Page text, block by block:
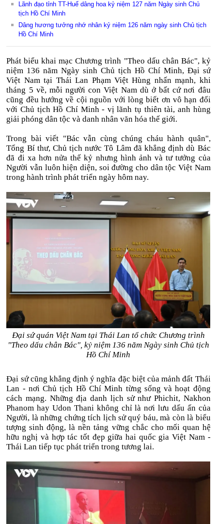
Lãnh đạo tỉnh TT-Huế dâng hoa kỷ niệm 127 năm Ngày sinh Chủ
tịch Hồ Chí Minh
Dâng hương tưởng nhớ nhân kỷ niệm 126 năm ngày sinh Chủ tịch
Hồ Chí Minh
Phát biểu khai mạc Chương trình "Theo dấu chân Bác", kỷ
niệm 136 năm Ngày sinh Chủ tịch Hồ Chí Minh, Đại sứ
Việt Nam tại Thái Lan Phạm Việt Hùng nhấn mạnh, khi
tháng 5 về, mỗi người con Việt Nam dù ở bất cứ nơi đâu
cũng đều hướng về cội nguồn với lòng biết ơn vô hạn đối
với Chủ tịch Hồ Chí Minh - vị lãnh tụ thiên tài, anh hùng
giải phóng dân tộc và danh nhân văn hóa thế giới.
Trong bài viết "Bác vẫn cùng chúng cháu hành quân",
Tổng Bí thư, Chủ tịch nước Tô Lâm đã khẳng định dù Bác
đã đi xa hơn nửa thế kỷ nhưng hình ảnh và tư tưởng của
Người vẫn luôn hiện diện, soi đường cho dân tộc Việt Nam
trong hành trình phát triển ngày hôm nay.
Đại sứ quán Việt Nam tại Thái Lan tổ chức Chương trình
"Theo dấu chân Bác", kỷ niệm 136 năm Ngày sinh Chủ tịch
Hồ Chí Minh
Đại sứ cũng khẳng định ý nghĩa đặc biệt của mảnh đất Thái
Lan - nơi Chủ tịch Hồ Chí Minh từng sống và hoạt động
cách mạng. Những địa danh lịch sử như Phichit, Nakhon
Phanom hay Udon Thani không chỉ là nơi lưu dấu ấn của
Người, là những chứng tích lịch sử quý báu, mà còn là biểu
tượng sinh động, là nền tảng vững chắc cho mối quan hệ
hữu nghị và hợp tác tốt đẹp giữa hai quốc gia Việt Nam -
Thái Lan tiếp tục phát triển trong tương lai.